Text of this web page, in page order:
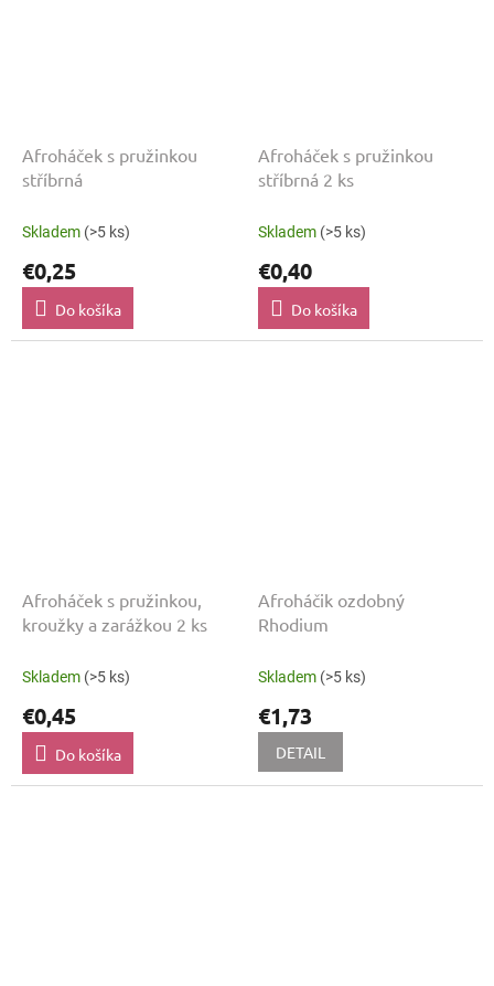
Afroháček s pružinkou
stříbrná
Skladem (>5 ks)
€0,25
Do košíka
Afroháček s pružinkou
stříbrná 2 ks
Skladem (>5 ks)
€0,40
Do košíka
Afroháček s pružinkou,
kroužky a zarážkou 2 ks
Skladem (>5 ks)
€0,45
Do košíka
Afroháčik ozdobný
Rhodium
Skladem (>5 ks)
€1,73
DETAIL